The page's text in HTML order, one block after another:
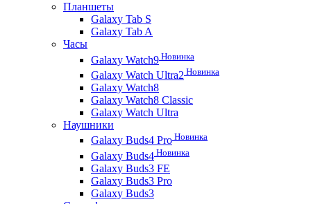
Планшеты
Galaxy Tab S
Galaxy Tab A
Часы
Galaxy Watch9 Новинка
Galaxy Watch Ultra2 Новинка
Galaxy Watch8
Galaxy Watch8 Classic
Galaxy Watch Ultra
Наушники
Galaxy Buds4 Pro Новинка
Galaxy Buds4 Новинка
Galaxy Buds3 FE
Galaxy Buds3 Pro
Galaxy Buds3